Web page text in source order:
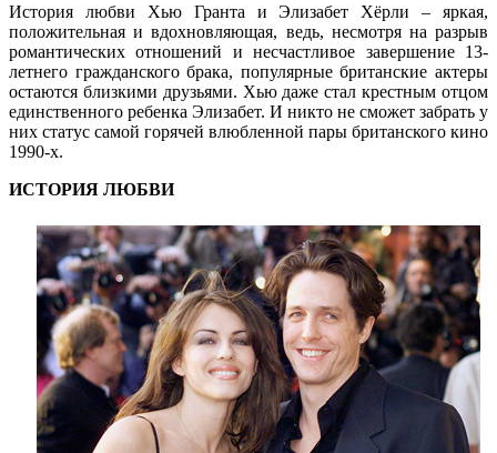
История любви Хью Гранта и Элизабет Хёрли – яркая,
положительная и вдохновляющая, ведь, несмотря на разрыв
романтических отношений и несчастливое завершение 13-
летнего гражданского брака, популярные британские актеры
остаются близкими друзьями. Хью даже стал крестным отцом
единственного ребенка Элизабет. И никто не сможет забрать у
них статус самой горячей влюбленной пары британского кино
1990-х.
ИСТОРИЯ ЛЮБВИ